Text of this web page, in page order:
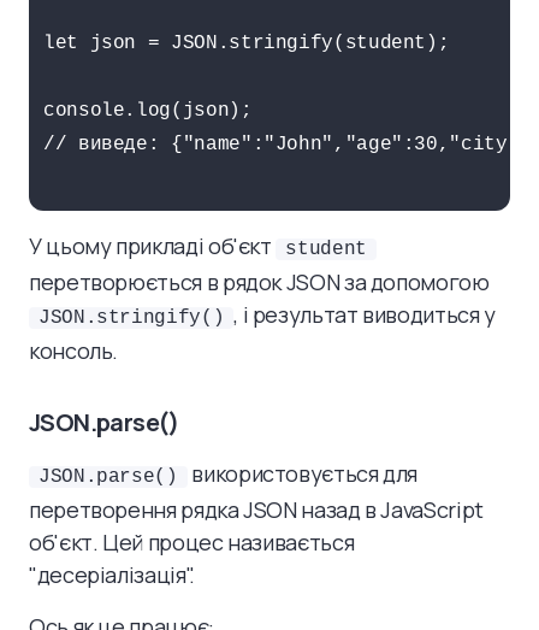
let json = JSON.stringify(student);
console.log(json);
// виведе:
У цьому прикладі об'єкт student
перетворюється в рядок JSON за допомогою
JSON.stringify() , і результат виводиться у
консоль.
JSON.parse()
JSON.parse()
використовується для
перетворення рядка JSON назад в JavaScript
об'єкт. Цей процес називається
"десеріалізація".